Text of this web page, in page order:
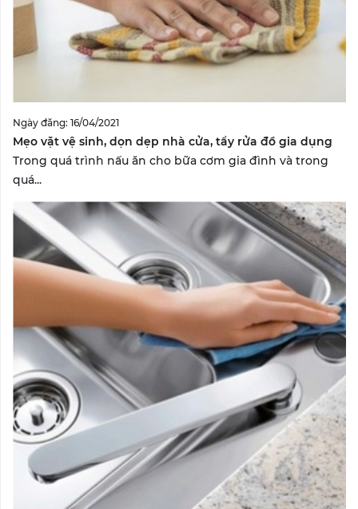
Ngày đăng: 16/04/2021
Mẹo vặt vệ sinh, dọn dẹp nhà cửa, tẩy rửa đồ gia dụng
Trong quá trình nấu ăn cho bữa cơm gia đình và trong
quá...